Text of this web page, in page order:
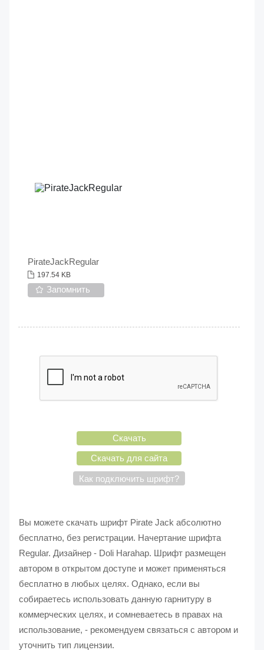
PirateJackRegular
197.54 KB
Запомнить
Скачать
Скачать для сайта
Как подключить шрифт?
Вы можете скачать шрифт Pirate Jack абсолютно
бесплатно, без регистрации. Начертание шрифта
Regular. Дизайнер - Doli Harahap. Шрифт размещен
автором в открытом доступе и может применяться
бесплатно в любых целях. Однако, если вы
собираетесь использовать данную гарнитуру в
коммерческих целях, и сомневаетесь в правах на
использование, - рекомендуем связаться с автором и
уточнить тип лицензии.